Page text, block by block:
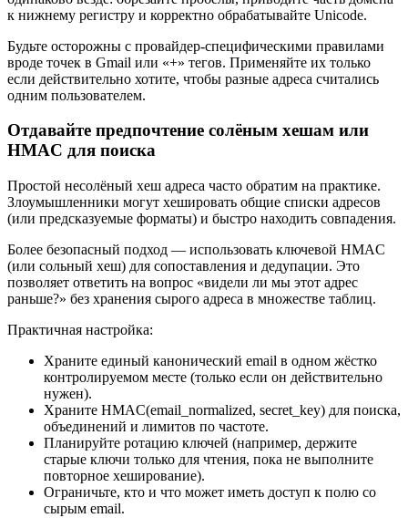
к нижнему регистру и корректно обрабатывайте Unicode.
Будьте осторожны с провайдер‑специфическими правилами
вроде точек в Gmail или «+» тегов. Применяйте их только
если действительно хотите, чтобы разные адреса считались
одним пользователем.
Отдавайте предпочтение солёным хешам или
HMAC для поиска
Простой несолёный хеш адреса часто обратим на практике.
Злоумышленники могут хешировать общие списки адресов
(или предсказуемые форматы) и быстро находить совпадения.
Более безопасный подход — использовать ключевой HMAC
(или сольный хеш) для сопоставления и дедупации. Это
позволяет ответить на вопрос «видели ли мы этот адрес
раньше?» без хранения сырого адреса в множестве таблиц.
Практичная настройка:
Храните единый канонический email в одном жёстко
контролируемом месте (только если он действительно
нужен).
Храните HMAC(email_normalized, secret_key) для поиска,
объединений и лимитов по частоте.
Планируйте ротацию ключей (например, держите
старые ключи только для чтения, пока не выполните
повторное хеширование).
Ограничьте, кто и что может иметь доступ к полю со
сырым email.